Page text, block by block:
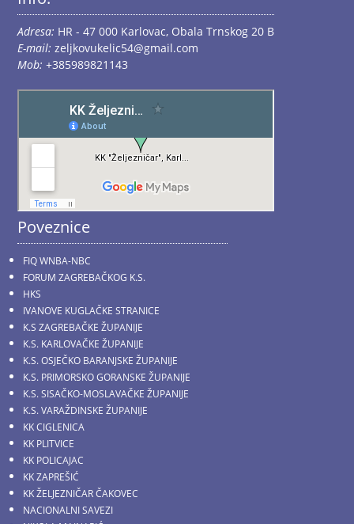
Adresa: HR - 47 000 Karlovac, Obala Trnskog 20 B
E-mail: zeljkovukelic54@gmail.com
Mob: +385989821143
Poveznice
FIQ WNBA-NBC
FORUM ZAGREBAČKOG K.S.
HKS
IVANOVE KUGLAČKE STRANICE
K.S ZAGREBAČKE ŽUPANIJE
K.S. KARLOVAČKE ŽUPANIJE
K.S. OSJEČKO BARANJSKE ŽUPANIJE
K.S. PRIMORSKO GORANSKE ŽUPANIJE
K.S. SISAČKO-MOSLAVAČKE ŽUPANIJE
K.S. VARAŽDINSKE ŽUPANIJE
KK CIGLENICA
KK PLITVICE
KK POLICAJAC
KK ZAPREŠIĆ
KK ŽELJEZNIČAR ČAKOVEC
NACIONALNI SAVEZI